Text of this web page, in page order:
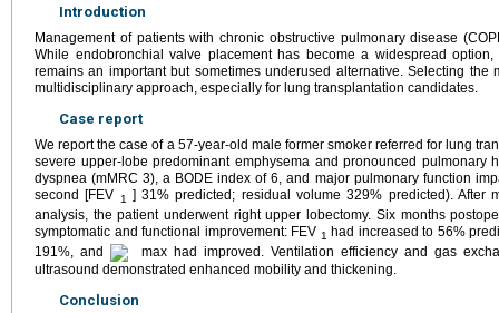
Introduction
Management of patients with chronic obstructive pulmonary disease
While endobronchial valve placement has become a widespread
remains an important but sometimes underused alternative. Selecting the
multidisciplinary approach, especially for lung transplantation candidates.
Case report
We report the case of a 57-year-old male former smoker referred for lung
severe upper-lobe predominant emphysema and pronounced pulmonary
dyspnea (mMRC 3), a BODE index of 6, and major pulmonary function
second [FEV
1
] 31% predicted; residual volume 329% predicted). After
analysis, the patient underwent right upper lobectomy. Six months
symptomatic and functional improvement: FEV 1 had increased to 56%
191%, and
max had improved. Ventilation efficiency and gas
ultrasound demonstrated enhanced mobility and thickening.
Conclusion